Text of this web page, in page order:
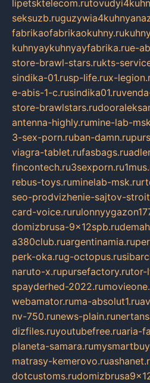
lipetsktelecom.ru
seksuzb.ru
fabrikaofabrikaokuhny.ru
kuhnyaykuhnyayfabrika.rue-
store-brawl-stars.rukts-
sindika-01.rusp-life.rux-
e-abis-1-c.rusindika01.ru
store-brawlstars.ru
antenna-highly.rumine-lab-
3-sex-porn.ruban-damn.ru
viagra-tablet.rufasbags.ru
fincontech.ru3sexporn.ru
rebus-toys.ruminelab-msk.ru
seo-prodvizhenie-sajtov-
card-voice.ru
domizbrusa-9x12spb.ru
a380club.ruargentinamia.ru
perk-oka.rug-octopus.ru
naruto-x.rupursefactory.rutor-
spayderhed-2022.ru
webamator.ruma-absolut1.ru
nv-750.runews-plain.ru
dizfiles.ruyoutubefree.ruaria-
planeta-samara.ru
matrasy-kemerovo.ru
dotcustoms.ru